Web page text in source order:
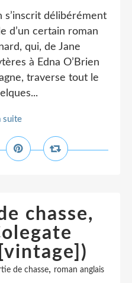
s’inscrit délibérément
d’un certain roman
qui, de Jane
à Edna O’Brien
traverse tout le
suite
chasse,
de chasse, roman anglais